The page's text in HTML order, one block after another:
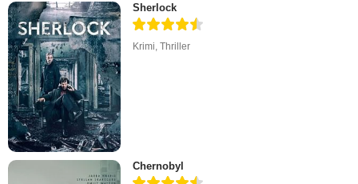
Sherlock
Krimi ,Thriller
Chernobyl